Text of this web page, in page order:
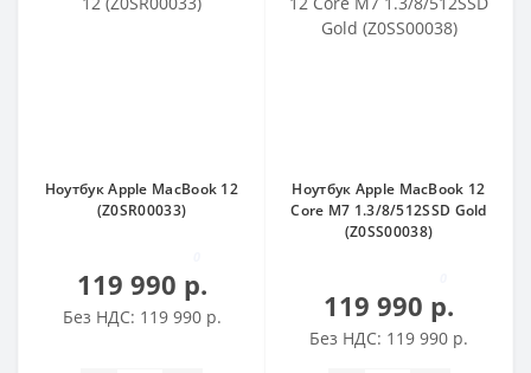
Ноутбук Apple MacBook 12
(Z0SR00033)
119 990 р.
Без НДС: 119 990 р.
Ноутбук Apple MacBook 12
Core M7 1.3/8/512SSD Gold
(Z0SS00038)
119 990 р.
Без НДС: 119 990 р.